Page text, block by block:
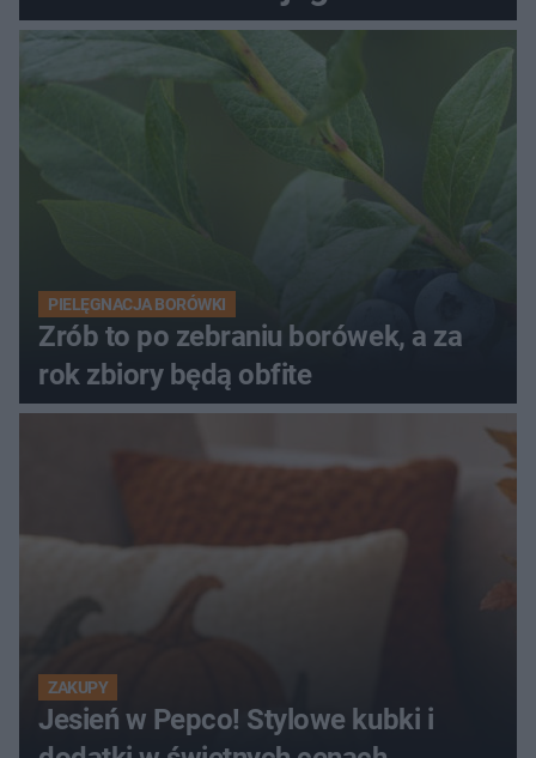
PIELĘGNACJA BORÓWKI
Zrób to po zebraniu borówek, a za
rok zbiory będą obfite
ZAKUPY
Jesień w Pepco! Stylowe kubki i